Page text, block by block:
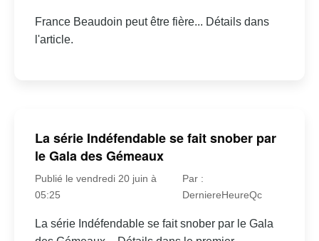
France Beaudoin peut être fière... Détails dans
l'article.
La série Indéfendable se fait snober par
le Gala des Gémeaux
Publié le vendredi 20 juin à
05:25
Par :
DerniereHeureQc
La série Indéfendable se fait snober par le Gala